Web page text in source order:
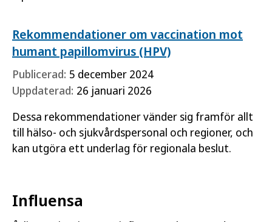
Rekommendationer om vaccination mot
humant papillomvirus (HPV)
Publicerad: 5 december 2024
Uppdaterad: 26 januari 2026
Dessa rekommendationer vänder sig framför allt
till hälso- och sjukvårdspersonal och regioner, och
kan utgöra ett underlag för regionala beslut.
Influensa